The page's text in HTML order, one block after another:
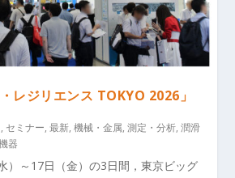
レジリエンス TOKYO 2026」
, セミナー,最新,機械・金属,測定・分析,潤滑
器
）～17日（金）の3日間，東京ビッグ